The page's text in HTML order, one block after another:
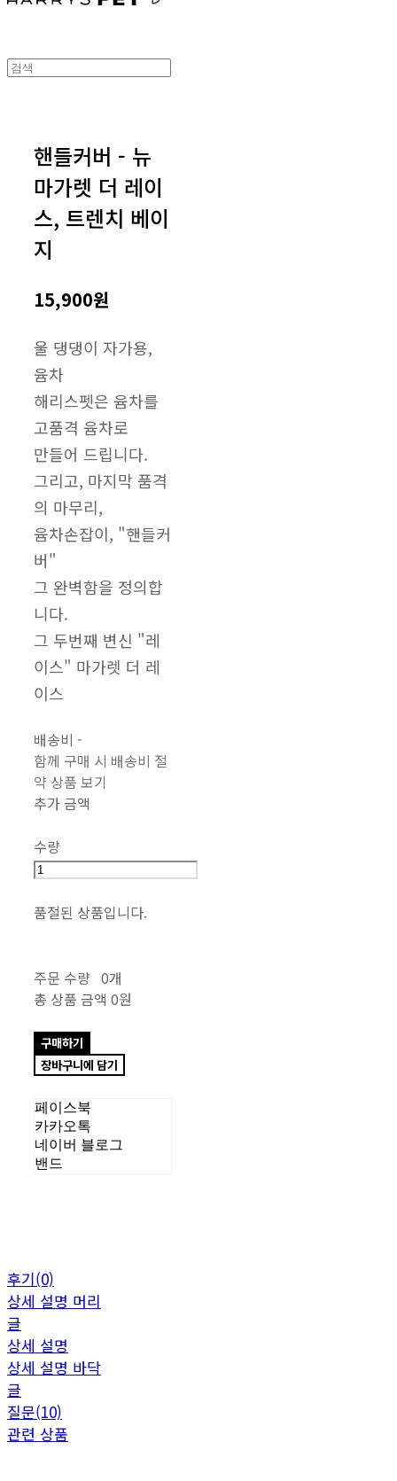
핸들커버 - 뉴
마가렛 더 레이
스, 트렌치 베이
지
15,900원
울 댕댕이 자가용,
윰차
해리스펫은 윰차를
고품격 윰차로
만들어 드립니다.
그리고, 마지막 품격
의 마무리,
윰차손잡이, "핸들커
버"
그 완벽함을 정의합
니다.
그 두번째 변신 "레
이스" 마가렛 더 레
이스
배송비-
함께 구매 시 배송비 절
약 상품 보기
추가 금액
수량
품절된 상품입니다.
주문 수량 0개
총 상품 금액 0원
구매하기
장바구니에 담기
페이스북
카카오톡
네이버 블로그
밴드
후기(0)
상세 설명 머리
글
상세 설명
상세 설명 바닥
글
질문(10)
관련 상품